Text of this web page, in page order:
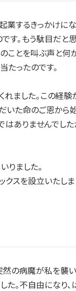
業するきっかけに
。もう駄目だと
ことを叫ぶ声と何
たったのです。
ました。この経験
た命のご恩から
ありませんでした
りました。
スを設立いたしま
の病魔が私を襲
。不自由になり